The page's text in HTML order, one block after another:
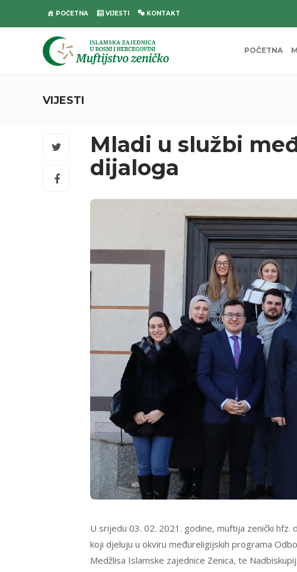
POČETNA VIJESTI KONTAKT
POČETNA
VIJESTI
Mladi u službi
dijaloga
U srijedu 03. 02. 2021. godine, muftija zenički
koji djeluju u okviru međureligijskih programa
Medžlisa Islamske zajednice Zenica, te